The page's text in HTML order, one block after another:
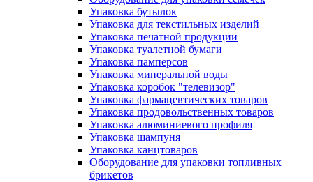
Упаковка бутылок
Упаковка для текстильных изделий
Упаковка печатной продукции
Упаковка туалетной бумаги
Упаковка памперсов
Упаковка минеральной воды
Упаковка коробок "телевизор"
Упаковка фармацевтических товаров
Упаковка продовольственных товаров
Упаковка алюминиевого профиля
Упаковка шампуня
Упаковка канцтоваров
Оборудование для упаковки топливных
брикетов